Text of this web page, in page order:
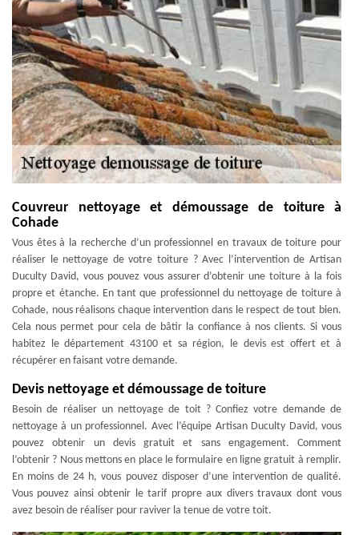
Couvreur nettoyage et démoussage de toiture à
Cohade
Vous êtes à la recherche d’un professionnel en travaux de toiture pour
réaliser le nettoyage de votre toiture ? Avec l’intervention de Artisan
Duculty David, vous pouvez vous assurer d’obtenir une toiture à la fois
propre et étanche. En tant que professionnel du nettoyage de toiture à
Cohade, nous réalisons chaque intervention dans le respect de tout bien.
Cela nous permet pour cela de bâtir la confiance à nos clients. Si vous
habitez le département 43100 et sa région, le devis est offert et à
récupérer en faisant votre demande.
Devis nettoyage et démoussage de toiture
Besoin de réaliser un nettoyage de toit ? Confiez votre demande de
nettoyage à un professionnel. Avec l’équipe Artisan Duculty David, vous
pouvez obtenir un devis gratuit et sans engagement. Comment
l’obtenir ? Nous mettons en place le formulaire en ligne gratuit à remplir.
En moins de 24 h, vous pouvez disposer d’une intervention de qualité.
Vous pouvez ainsi obtenir le tarif propre aux divers travaux dont vous
avez besoin de réaliser pour raviver la tenue de votre toit.